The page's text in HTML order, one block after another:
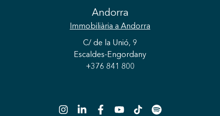
Andorra
Immobiliària a Andorra
C/ de la Unió, 9
Escaldes-Engordany
+376 841 800